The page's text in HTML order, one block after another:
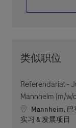
类似职位
Referendariat -
Mannheim (m/w/
Location
Mannheim,
职位类别
实习 & 发展项目